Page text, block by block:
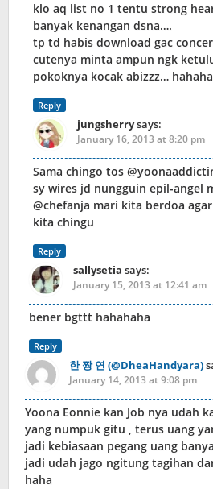
klo aq list no 1 tentu strong
banyak kenangan dsna….
tp td habis download gac
cutenya minta ampun ngk
pokoknya kocak abizzz…
Reply
jungsherrysays:
January 16, 2013 at 8:20 pm
Sama chingo tos
sy wires jd nungguin epil-angel
@chefanja mari kita berdoa
kita chingu
Reply
sallysetia says:
January 15, 2013 at 12:41 am
bener bgttt hahahaha
Reply
한 짱 연 (@DheaHandyara)
January 14, 2013 at 9:08 pm
Yoona Eonnie kan Job nya udah
yang numpuk gitu , terus uang
jadi kebiasaan pegang uang
jadi udah jago ngitung tagihan
haha